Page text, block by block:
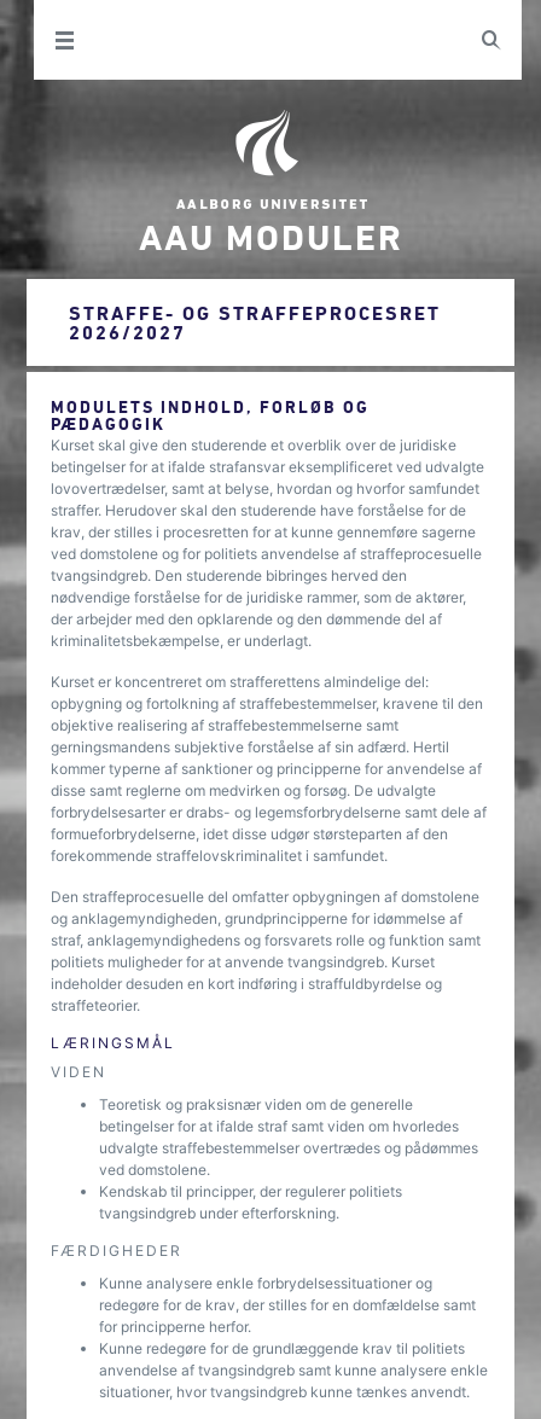
AAU MODULER
STRAFFE- OG STRAFFEPROCESRET
2026/2027
MODULETS INDHOLD, FORLØB OG
PÆDAGOGIK
Kurset skal give den studerende et overblik over de juridiske
betingelser for at ifalde strafansvar eksemplificeret ved udvalgte
lovovertrædelser, samt at belyse, hvordan og hvorfor samfundet
straffer. Herudover skal den studerende have forståelse for de
krav, der stilles i procesretten for at kunne gennemføre sagerne
ved domstolene og for politiets anvendelse af straffeprocesuelle
tvangsindgreb. Den studerende bibringes herved den
nødvendige forståelse for de juridiske rammer, som de aktører,
der arbejder med den opklarende og den dømmende del af
kriminalitetsbekæmpelse, er underlagt.
Kurset er koncentreret om strafferettens almindelige del:
opbygning og fortolkning af straffebestemmelser, kravene til den
objektive realisering af straffebestemmelserne samt
gerningsmandens subjektive forståelse af sin adfærd. Hertil
kommer typerne af sanktioner og principperne for anvendelse af
disse samt reglerne om medvirken og forsøg. De udvalgte
forbrydelsesarter er drabs- og legemsforbrydelserne samt dele af
formueforbrydelserne, idet disse udgør størsteparten af den
forekommende straffelovskriminalitet i samfundet.
Den straffeprocesuelle del omfatter opbygningen af domstolene
og anklagemyndigheden, grundprincipperne for idømmelse af
straf, anklagemyndighedens og forsvarets rolle og funktion samt
politiets muligheder for at anvende tvangsindgreb. Kurset
indeholder desuden en kort indføring i straffuldbyrdelse og
straffeteorier.
LÆRINGSMÅL
VIDEN
Teoretisk og praksisnær viden om de generelle
betingelser for at ifalde straf samt viden om hvorledes
udvalgte straffebestemmelser overtrædes og pådømmes
ved domstolene.
Kendskab til principper, der regulerer politiets
tvangsindgreb under efterforskning.
FÆRDIGHEDER
Kunne analysere enkle forbrydelsessituationer og
redegøre for de krav, der stilles for en domfældelse samt
for principperne herfor.
Kunne redegøre for de grundlæggende krav til politiets
anvendelse af tvangsindgreb samt kunne analysere enkle
situationer, hvor tvangsindgreb kunne tænkes anvendt.